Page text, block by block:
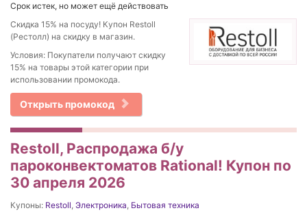
Срок истек, но может ещё действовать
Скидка 15% на посуду! Купон Restoll
(Рестолл) на скидку в магазин.
Условия: Покупатели получают скидку
15% на товары этой категории при
использовании промокода.
Открыть промокод
Restoll, Распродажа б/у
пароконвектоматов Rational! Купон по
30 апреля 2026
Купоны: Restoll, Электроника, Бытовая техника